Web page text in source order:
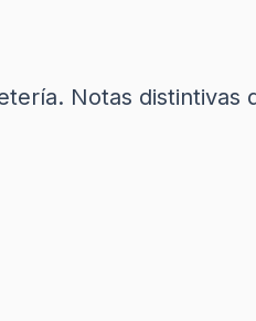
Notas distintivas